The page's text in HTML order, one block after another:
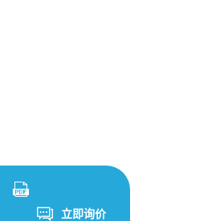
立即询价